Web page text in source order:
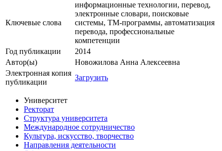
Ключевые cлова
информационные технологии, перевод,
электронные словари, поисковые
системы, ТМ-программы, автоматизация
перевода, профессиональные
компетенции
Год публикации
2014
Автор(ы)
Новожилова Анна Алексеевна
Электронная копия
публикации
Загрузить
Университет
Ректорат
Структура университета
Международное сотрудничество
Культура, искусство, творчество
Направления деятельности